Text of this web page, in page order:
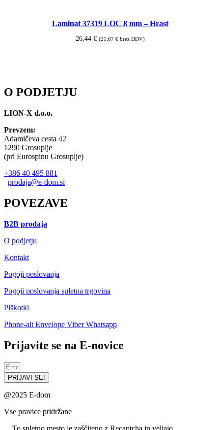
Laminat 37319 LOC 8 mm – Hrast
26,44 € (21,67 €brez DDV)
O PODJETJU
LION-X d.o.o.
Prevzem:
Adamičeva cesta 42
1290 Grosuplje
(pri Eurospinu Grosuplje)
+386 40 495 881
prodaja@e-dom.si
POVEZAVE
B2B prodaja
O podjetju
Kontakt
Pogoji poslovanja
Pogoji poslovanja spletna trgovina
Piškotki
Phone-alt Envelope Viber Whatsapp
Prijavite se na E-novice
PRIJAVI SE!
@2025 E-dom
Vse pravice pridržane
To spletno mesto je zaščiteno z Recaptcha in veljajo